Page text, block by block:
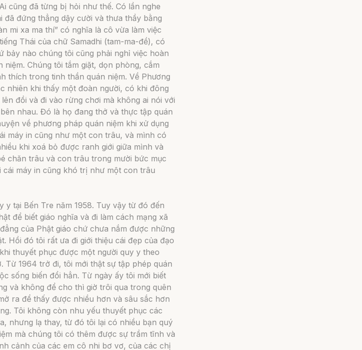
cũng đã từng bị hỏi như thế. Có lần nghe
đã đứng thẳng dậy cười và thưa thầy bằng
mi xa ma thí” có nghĩa là cô vừa làm việc
Thái của chữ Samadhi (tam-ma-đề), có
bảy nào chúng tôi cũng phải nghỉ việc hoàn
Chúng tôi tắm giặt, dọn phòng, cắm
thích trong tinh thần quán niệm. Về Phương
nhiên khi thấy một đoàn người, có khi đông
đồi và đi vào rừng chơi mà không ai nói với
nhau. Đó là họ đang thở và thực tập quán
về phương pháp quán niệm khi xử dụng
máy in cũng như một con trâu, và mình có
khi xoá bỏ được ranh giới giữa mình và
chăn trâu và con trâu trong mười bức mục
cái máy in cũng khó trị như một con trâu
y tại Bến Tre năm 1958. Tuy vậy từ đó đến
để biết giáo nghĩa và đi làm cách mạng xã
của Phật giáo chứ chưa nắm được những
Hồi đó tôi rất ưa đi giới thiệu cái đẹp của đạo
thuyết phục được một người quy y theo
Từ 1964 trở đi, tôi mới thật sự tập phép quán
sống biến đổi hẳn. Từ ngày ấy tôi mới biết
và không để cho thì giờ trôi qua trong quên
ra để thấy được nhiều hơn và sâu sắc hơn
Tôi không còn nhu yếu thuyết phục các
nhưng lạ thay, từ đó tôi lại có nhiều bạn quý
mà chúng tôi có thêm được sự trầm tĩnh và
cảnh của các em cô nhi bơ vơ, của các chị